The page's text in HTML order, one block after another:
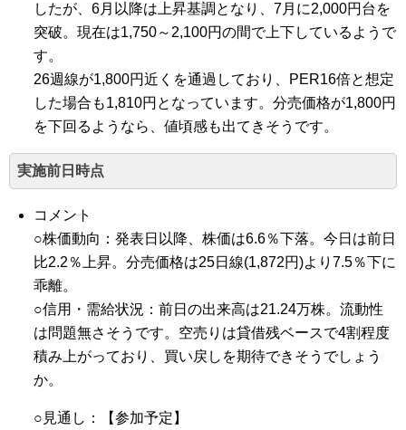
したが、6月以降は上昇基調となり、7月に2,000円台を
突破。現在は1,750～2,100円の間で上下しているようで
す。
26週線が1,800円近くを通過しており、PER16倍と想定
した場合も1,810円となっています。分売価格が1,800円
を下回るようなら、値頃感も出てきそうです。
実施前日時点
コメント
○株価動向：発表日以降、株価は6.6％下落。今日は前日
比2.2％上昇。分売価格は25日線(1,872円)より7.5％下に
乖離。
○信用・需給状況：前日の出来高は21.24万株。流動性
は問題無さそうです。空売りは貸借残ベースで4割程度
積み上がっており、買い戻しを期待できそうでしょう
か。
○見通し：【参加予定】